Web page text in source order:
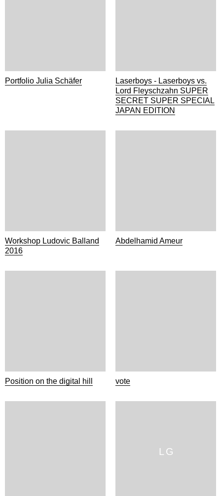
Portfolio Julia Schäfer
Laserboys - Laserboys vs.
Lord Fleyschzahn SUPER
SECRET SUPER SPECIAL
JAPAN EDITION
Workshop Ludovic Balland
2016
Abdelhamid Ameur
Position on the digital hill vote
L G